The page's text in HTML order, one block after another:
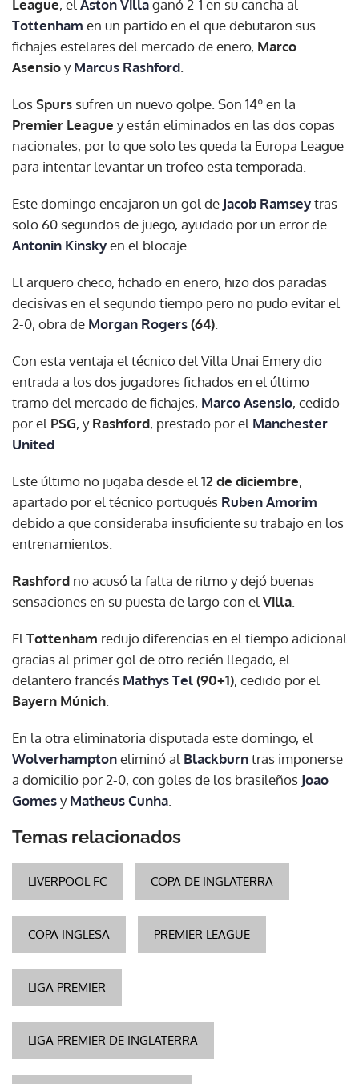
League, el Aston Villaganó 2-1 en su cancha al
Tottenham en un partido en el que debutaron sus
fichajes estelares del mercado de enero, Marco
AsensioyMarcus Rashford
LosSpurs sufren un nuevo golpe. Son 14º en la
Premier League y están eliminados en las dos copas
nacionales, por lo que solo les queda la Europa League
para intentar levantar un trofeo esta temporada.
Este domingo encajaron un gol de Jacob Ramseytras
solo 60 segundos de juego, ayudado por un error de
Antonin Kinskyen el blocaje.
El arquero checo, fichado en enero, hizo dos paradas
decisivas en el segundo tiempo pero no pudo evitar el
2-0, obra de Morgan Rogers(64)
Con esta ventaja el técnico del Villa Unai Emery dio
entrada a los dos jugadores fichados en el último
tramo del mercado de fichajes, Marco Asensio, cedido
por el PSG, yRashford, prestado por el Manchester
United
Este último no jugaba desde el 12 de diciembre,
apartado por el técnico portugués Ruben Amorim
debido a que consideraba insuficiente su trabajo en los
entrenamientos.
Rashford no acusó la falta de ritmo y dejó buenas
sensaciones en su puesta de largo con el Villa
El Tottenham redujo diferencias en el tiempo adicional
gracias al primer gol de otro recién llegado, el
delantero francés Mathys Tel(90+1), cedido por el
Bayern Múnich
En la otra eliminatoria disputada este domingo, el
Wolverhamptoneliminó al Blackburntras imponerse
a domicilio por 2-0, con goles de los brasileños Joao
GomesyMatheus Cunha
Temas relacionados
LIVERPOOL FC COPA DE INGLATERRA
COPA INGLESA PREMIER LEAGUE
LIGA PREMIER
LIGA PREMIER DE INGLATERRA